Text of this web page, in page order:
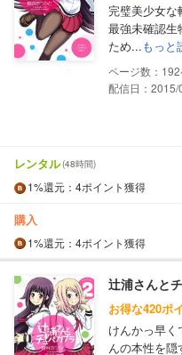
完璧美少女な
最強未確認生
ため...もっと
192
配信日：2015/
レンタル(48時間)
1%還元 ：4ポイント獲得
購入
1%還元 ：4ポイント獲得
辻浦さんと
お得な420ポ
けんかっ早く
んの本性を隠